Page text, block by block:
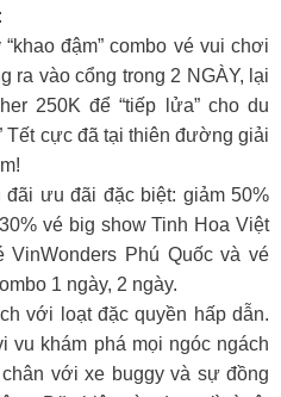
đậm” combo vé vui chơi
ra vào cổng trong 2 NGÀY, lại
250K để “tiếp lửa” cho du
Tết cực đã tại thiên đường giải
ưu đãi đặc biệt: giảm 50%
vé big show Tinh Hoa Việt
Phú Quốc và vé
1 ngày, 2 ngày.
với loạt đặc quyền hấp dẫn.
vu khám phá mọi ngóc ngách
với xe buggy và sự đồng